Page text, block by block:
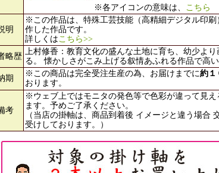
※各アイコンの意味は、 こちら
明
※この作品は、特殊工芸技能（高精細デジタル印刷
作した作品です。
詳しくはこちら>>
略歴
上村修香：教育文化の盛んな土地に育ち、幼少より
る。 懐かしさがこみ上げる叙情あふれる作品で高い
期
※この商品は完全受注生産の為、お届けまでに約１
おります。
考
※ウェブ上ではモニタの発色等で色彩が違って見え
ます。予めご了承ください。
（当店の掛軸は、商品到着後 イメージと違う場合
受けしております。）